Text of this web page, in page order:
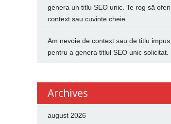
genera un titlu SEO unic. Te rog să oferi
context sau cuvinte cheie.
Am nevoie de context sau de titlu impus
pentru a genera titlul SEO unic solicitat.
Archives
august 2026